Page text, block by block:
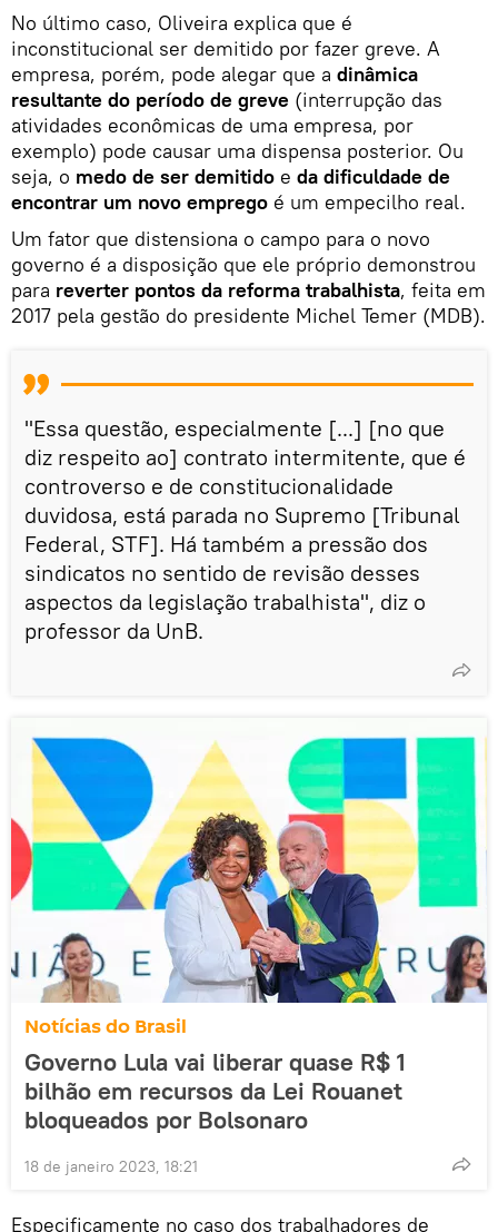
No último caso, Oliveira explica que é
inconstitucional ser demitido por fazer greve. A
empresa, porém, pode alegar que a dinâmica
resultante do período de greve (interrupção das
atividades econômicas de uma empresa, por
exemplo) pode causar uma dispensa posterior. Ou
seja, o medo de ser demitido e da dificuldade de
encontrar um novo emprego é um empecilho real.
Um fator que distensiona o campo para o novo
governo é a disposição que ele próprio demonstrou
para reverter pontos da reforma trabalhista, feita em
2017 pela gestão do presidente Michel Temer (MDB).
"Essa questão, especialmente [...] [no que
diz respeito ao] contrato intermitente, que é
controverso e de constitucionalidade
duvidosa, está parada no Supremo [Tribunal
Federal, STF]. Há também a pressão dos
sindicatos no sentido de revisão desses
aspectos da legislação trabalhista", diz o
professor da UnB.
Notícias do Brasil
Governo Lula vai liberar quase R$ 1
bilhão em recursos da Lei Rouanet
bloqueados por Bolsonaro
18 de janeiro 2023, 18:21
Especificamente no caso dos trabalhadores de